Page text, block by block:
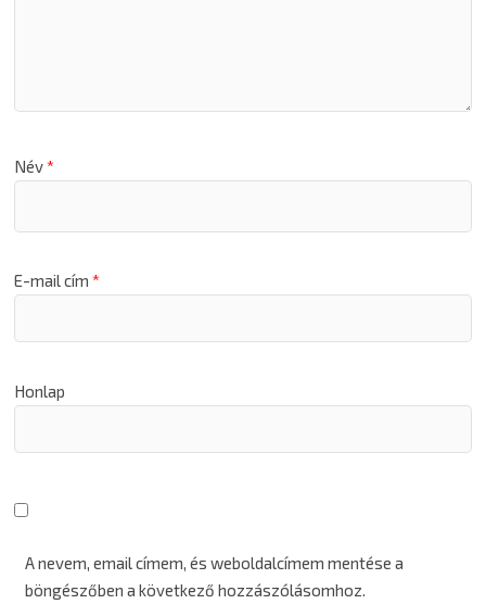
Név*
E-mail cím*
Honlap
A nevem, email címem, és weboldalcímem mentése a
böngészőben a következő hozzászólásomhoz.